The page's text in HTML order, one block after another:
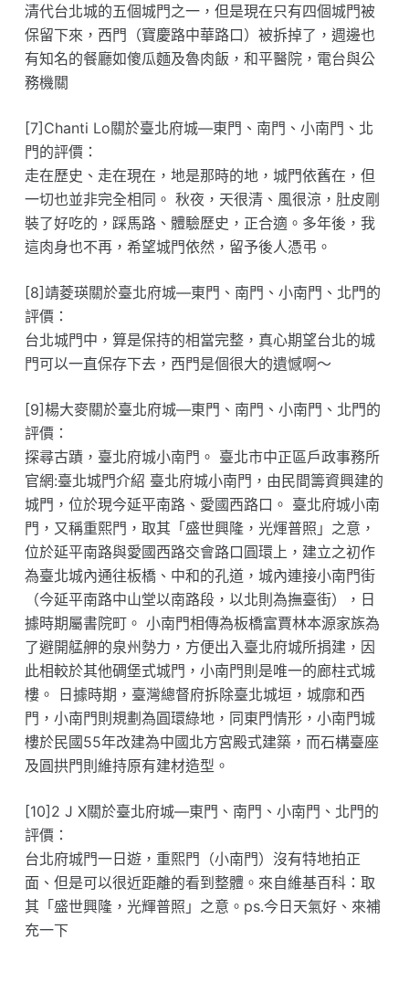
清代台北城的五個城門之一，但是現在只有四個城門被
保留下來，西門（寶慶路中華路口）被拆掉了，週邊也
有知名的餐廳如傻瓜麵及魯肉飯，和平醫院，電台與公
務機關
[7]Chanti Lo關於臺北府城—東門、南門、小南門、北
門的評價：
走在歷史、走在現在，地是那時的地，城門依舊在，但
一切也並非完全相同。 秋夜，天很清、風很涼，肚皮剛
裝了好吃的，踩馬路、體驗歷史，正合適。多年後，我
這肉身也不再，希望城門依然，留予後人憑弔。
[8]靖菱瑛關於臺北府城—東門、南門、小南門、北門的
評價：
台北城門中，算是保持的相當完整，真心期望台北的城
門可以一直保存下去，西門是個很大的遺憾啊～
[9]楊大麥關於臺北府城—東門、南門、小南門、北門的
評價：
探尋古蹟，臺北府城小南門。 臺北市中正區戶政事務所
官網:臺北城門介紹 臺北府城小南門，由民間籌資興建的
城門，位於現今延平南路、愛國西路口。 臺北府城小南
門，又稱重熙門，取其「盛世興隆，光煇普照」之意，
位於延平南路與愛國西路交會路口圓環上，建立之初作
為臺北城內通往板橋、中和的孔道，城內連接小南門街
（今延平南路中山堂以南路段，以北則為撫臺街），日
據時期屬書院町。 小南門相傳為板橋富賈林本源家族為
了避開艋舺的泉州勢力，方便出入臺北府城所捐建，因
此相較於其他碉堡式城門，小南門則是唯一的廊柱式城
樓。 日據時期，臺灣總督府拆除臺北城垣，城廓和西
門，小南門則規劃為圓環綠地，同東門情形，小南門城
樓於民國55年改建為中國北方宮殿式建築，而石構臺座
及圓拱門則維持原有建材造型。
[10]2 J X關於臺北府城—東門、南門、小南門、北門的
評價：
台北府城門一日遊，重熙門（小南門）沒有特地拍正
面、但是可以很近距離的看到整體。來自維基百科：取
其「盛世興隆，光輝普照」之意。ps.今日天氣好、來補
充一下